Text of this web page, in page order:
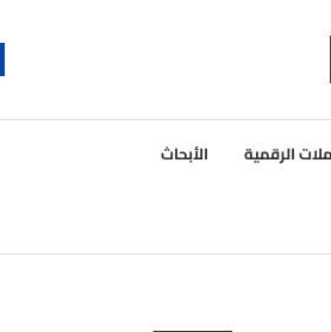
الرقمية الأبحاث